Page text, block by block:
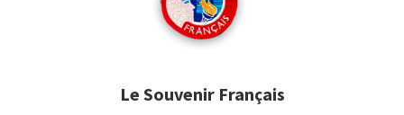
Le Souvenir Français